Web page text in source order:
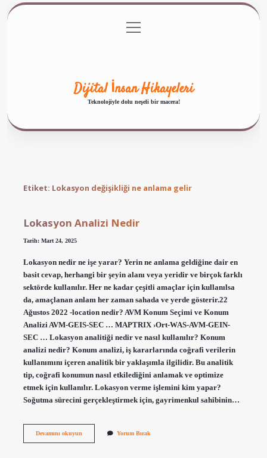
Gizlilik Politikası
menüyü
aç
Dijital İnsan Hikayeleri
Teknolojiyle dolu neşeli bir macera!
Etiket: Lokasyon değişikliği ne anlama gelir
Lokasyon Analizi Nedir
Tarih: Mart 24, 2025
Lokasyon nedir ne işe yarar? Yerin ne anlama geldiğine dair en
basit cevap, herhangi bir şeyin alanı veya yeridir ve birçok farklı
sektörde kullanılır. Her ne kadar çeşitli amaçlar için kullanılsa
da, amaçlanan anlam her zaman sahada ve yerde gösterir.22
Ağustos 2022 -location nedir? AVM Konum Seçimi ve Konum
Analizi AVM-GEIS-SEC … MAPTRIX ›Ort-WAS-AVM-GEIN-
SEC … Lokasyon analitiği nedir ve nasıl kullanılır? Konum
analizi nedir? Konum analizi, iş kararlarında coğrafi verilerin
kullanımını içeren analitik bir yaklaşımla ilgilidir. Bu analitik
tip, coğrafi konumun nasıl etkilediğini anlamak ve optimize
etmek için kullanılır. Lokasyon verme işlemini kim yapar?
Soğutma sürecini gerçekleştirmek için, gayrimenkul sahibinin…
Devamını okuyunLokasyon
Yorum Bırak